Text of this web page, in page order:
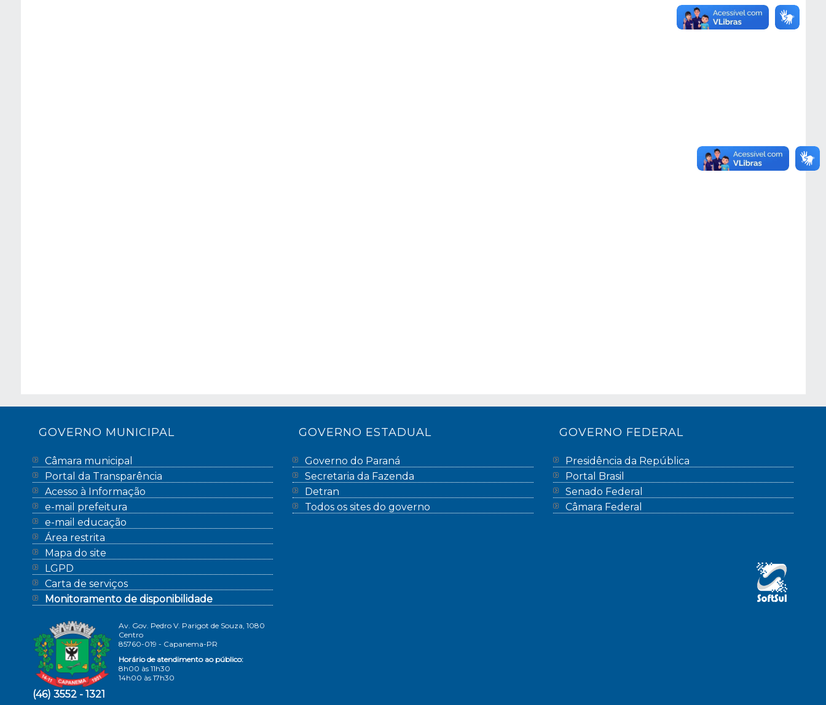
GOVERNO MUNICIPAL
Câmara municipal
Portal da Transparência
Acesso à Informação
e-mail prefeitura
e-mail educação
Área restrita
Mapa do site
LGPD
Carta de serviços
Monitoramento de disponibilidade
Av. Gov. Pedro V. Parigot de Souza, 1080
Centro
85760-019 - Capanema-PR
Horário de atendimento ao público:
8h00 às 11h30
14h00 às 17h30
(46) 3552 - 1321
GOVERNO ESTADUAL
Governo do Paraná
Secretaria da Fazenda
Detran
Todos os sites do governo
GOVERNO FEDERAL
Presidência da República
Portal Brasil
Senado Federal
Câmara Federal